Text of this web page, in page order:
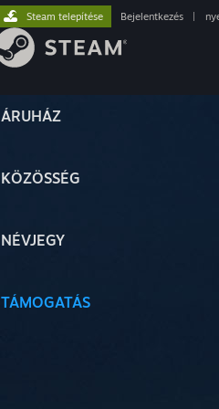
ÁRUHÁZ
KÖZÖSSÉG
NÉVJEGY
TÁMOGATÁS
Steam telepítése Bejelentkezés